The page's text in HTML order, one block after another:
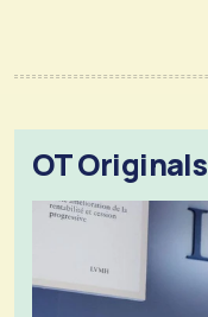
OT Originals